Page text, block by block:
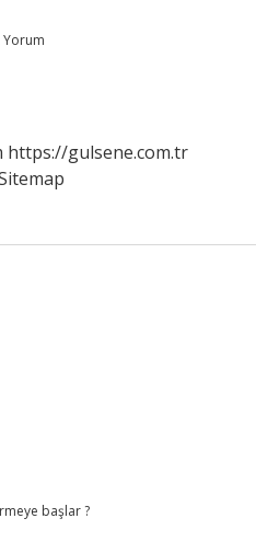
Yorum
https://gulsene.com.tr
başlar ?